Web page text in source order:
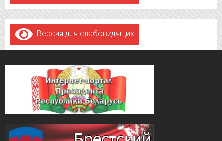
Версия для слабовидящих